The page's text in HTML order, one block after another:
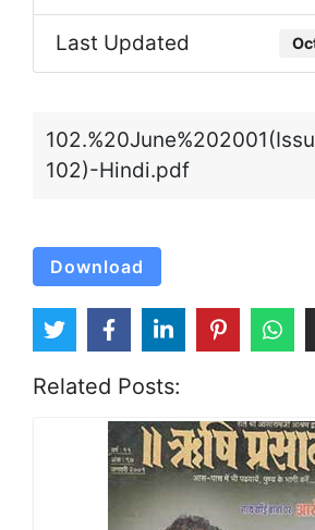
Last Updated
102)-Hindi.pdf
Download
Related Posts: